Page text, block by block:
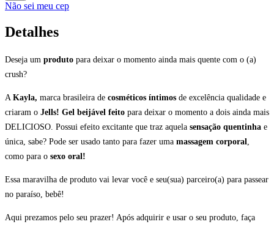
Não sei meu cep
Detalhes
Deseja um produto para deixar o momento ainda mais quente com o (a)
crush?
A Kayla, marca brasileira de cosméticos íntimos de excelência qualidade e
criaram o Jells! Gel beijável feito para deixar o momento a dois ainda mais
DELICIOSO. Possui efeito excitante que traz aquela sensação quentinha e
única, sabe? Pode ser usado tanto para fazer uma massagem corporal,
como para o sexo oral!
Essa maravilha de produto vai levar você e seu(sua) parceiro(a) para passear
no paraíso, bebê!
Aqui prezamos pelo seu prazer! Após adquirir e usar o seu produto, faça